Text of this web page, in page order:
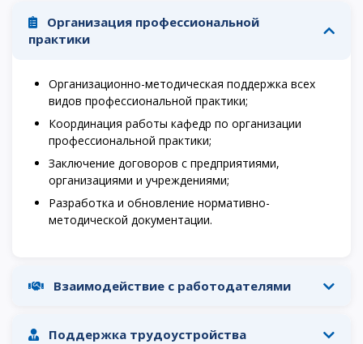
Проживание и общежития
Кампус-тур
METU Courses
ОБРАЗОВАТЕЛЬНЫЕ ПРОГРАММЫ
Колледж
Бакалавриат
Второе высшее
Организация профессиональной
практики
Организационно-методическая поддержка всех
видов профессиональной практики;
Координация работы кафедр по организации
профессиональной практики;
Заключение договоров с предприятиями,
организациями и учреждениями;
Разработка и обновление нормативно-
методической документации.
Взаимодействие с работодателями
Поддержка трудоустройства